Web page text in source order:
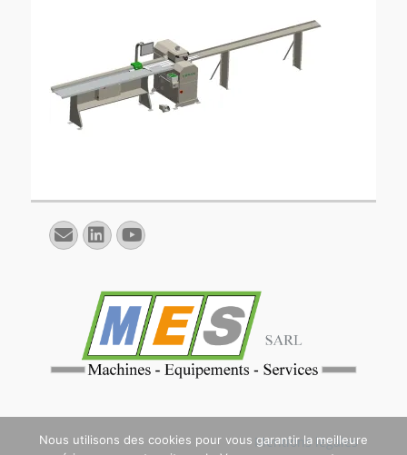
E-
mail
Linkedin
YouTube
Mentions légales
Nous utilisons des cookies pour vous garantir la meilleure